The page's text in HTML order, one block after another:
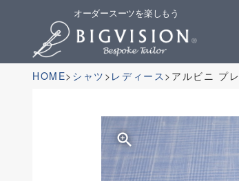
オーダースーツを楽しもう
HOME シャツ レディース アルビニ プ
zoom_in